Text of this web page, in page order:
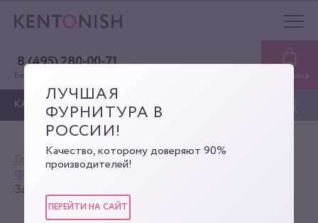
8 (495) 280-00-71
Бесплатная консультация Корзина
КАТАЛОГ
Главная
Каталог
Замок-клипса
ЛУЧШАЯ
ФУРНИТУРА В
РОССИИ!
Качество, которому доверяют 90%
производителей!
ПЕРЕЙТИ НА САЙТ